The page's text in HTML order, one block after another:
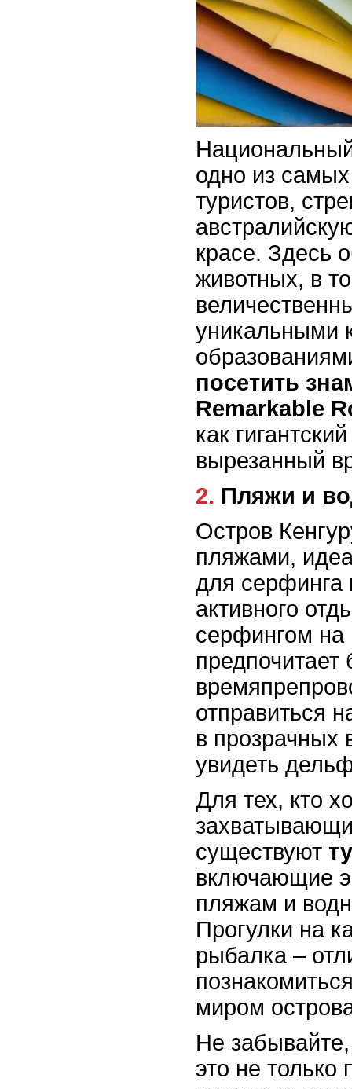
одно из
туристов,
красе. Здесь
животных, в
уникальными
посетить
Remarkable
как
вырезанный
2. Пляжи и
Остров
пляжами,
для серфинга
активного
серфингом на
предпочитает
отправиться
в прозрачных
увидеть
Для тех, кто
существуют
включающие
пляжам и
Прогулки на
рыбалка –
миром
Не
это не